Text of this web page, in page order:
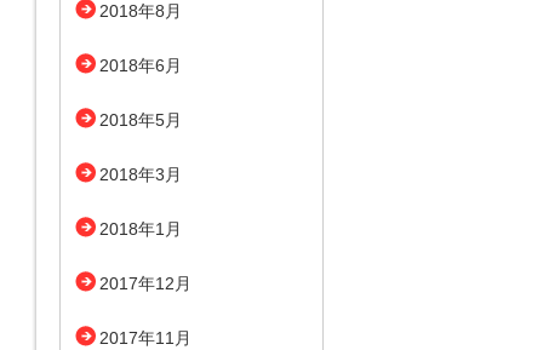
2018年8月
2018年6月
2018年5月
2018年3月
2018年1月
2017年12月
2017年11月